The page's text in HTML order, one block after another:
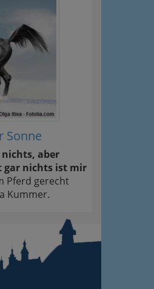
Sonne
nichts, aber
gar nichts ist mir
Pferd gerecht
Kummer.